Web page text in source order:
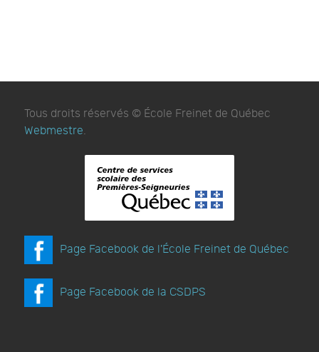
Tous droits réservés © École Freinet de Québec
Webmestre.
Page Facebook de l'École Freinet de Québec
Page Facebook de la CSDPS